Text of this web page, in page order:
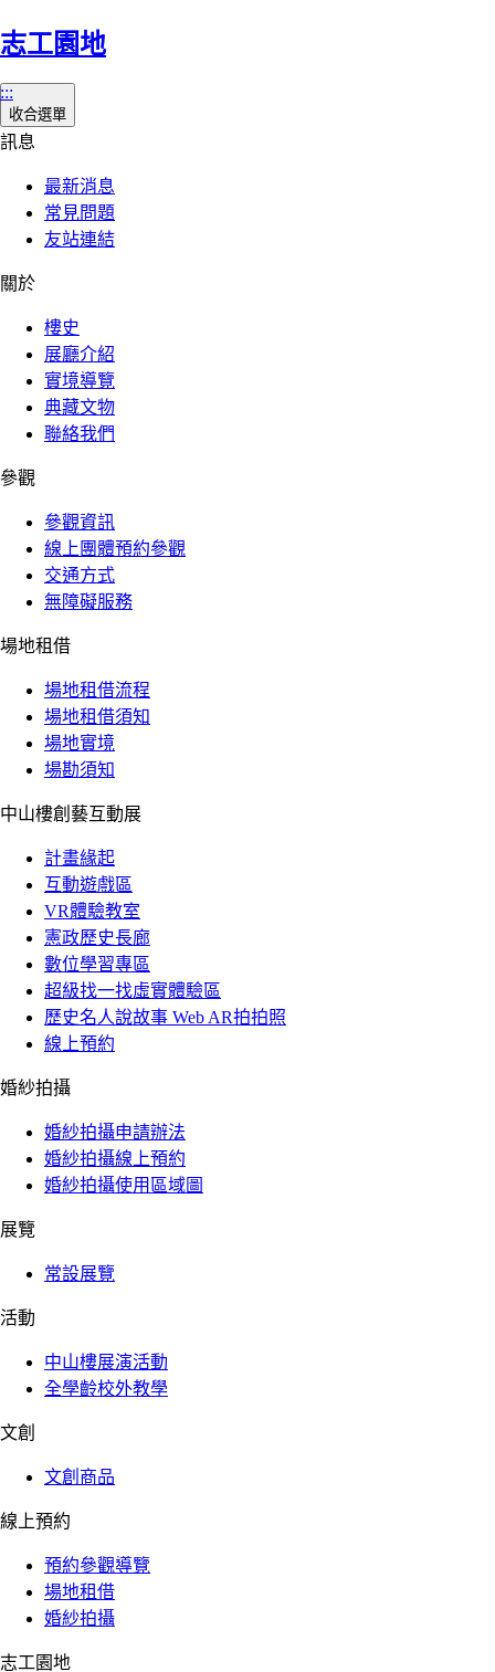
志工園地
:::
收合選單
訊息
最新消息
常見問題
友站連結
關於
樓史
展廳介紹
實境導覽
典藏文物
聯絡我們
參觀
參觀資訊
線上團體預約參觀
交通方式
無障礙服務
場地租借
場地租借流程
場地租借須知
場地實境
場勘須知
中山樓創藝互動展
計畫緣起
互動遊戲區
VR體驗教室
憲政歷史長廊
數位學習專區
超級找一找虛實體驗區
歷史名人說故事 Web AR拍拍照
線上預約
婚紗拍攝
婚紗拍攝申請辦法
婚紗拍攝線上預約
婚紗拍攝使用區域圖
展覽
常設展覽
活動
中山樓展演活動
全學齡校外教學
文創
文創商品
線上預約
預約參觀導覽
場地租借
婚紗拍攝
志工園地